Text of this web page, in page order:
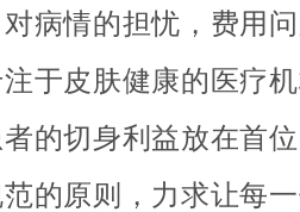
病情的担忧，费用
于皮肤健康的医疗
的切身利益放在首
的原则，力求让每